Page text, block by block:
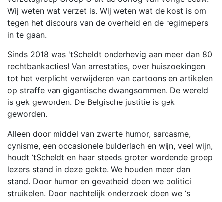
Wij weten wat verzet is. Wij weten wat de kost is om
tegen het discours van de overheid en de regimepers
in te gaan.
Sinds 2018 was 'tScheldt onderhevig aan meer dan 80
rechtbankacties! Van arrestaties, over huiszoekingen
tot het verplicht verwijderen van cartoons en artikelen
op straffe van gigantische dwangsommen. De wereld
is gek geworden. De Belgische justitie is gek
geworden.
Alleen door middel van zwarte humor, sarcasme,
cynisme, een occasionele bulderlach en wijn, veel wijn,
houdt ‘tScheldt en haar steeds groter wordende groep
lezers stand in deze gekte. We houden meer dan
stand. Door humor en gevatheid doen we politici
struikelen. Door nachtelijk onderzoek doen we ‘s